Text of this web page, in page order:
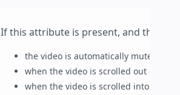
If this attribute is present, and the
the video is automatically muted
when the video is scrolled out of
when the video is scrolled into view,